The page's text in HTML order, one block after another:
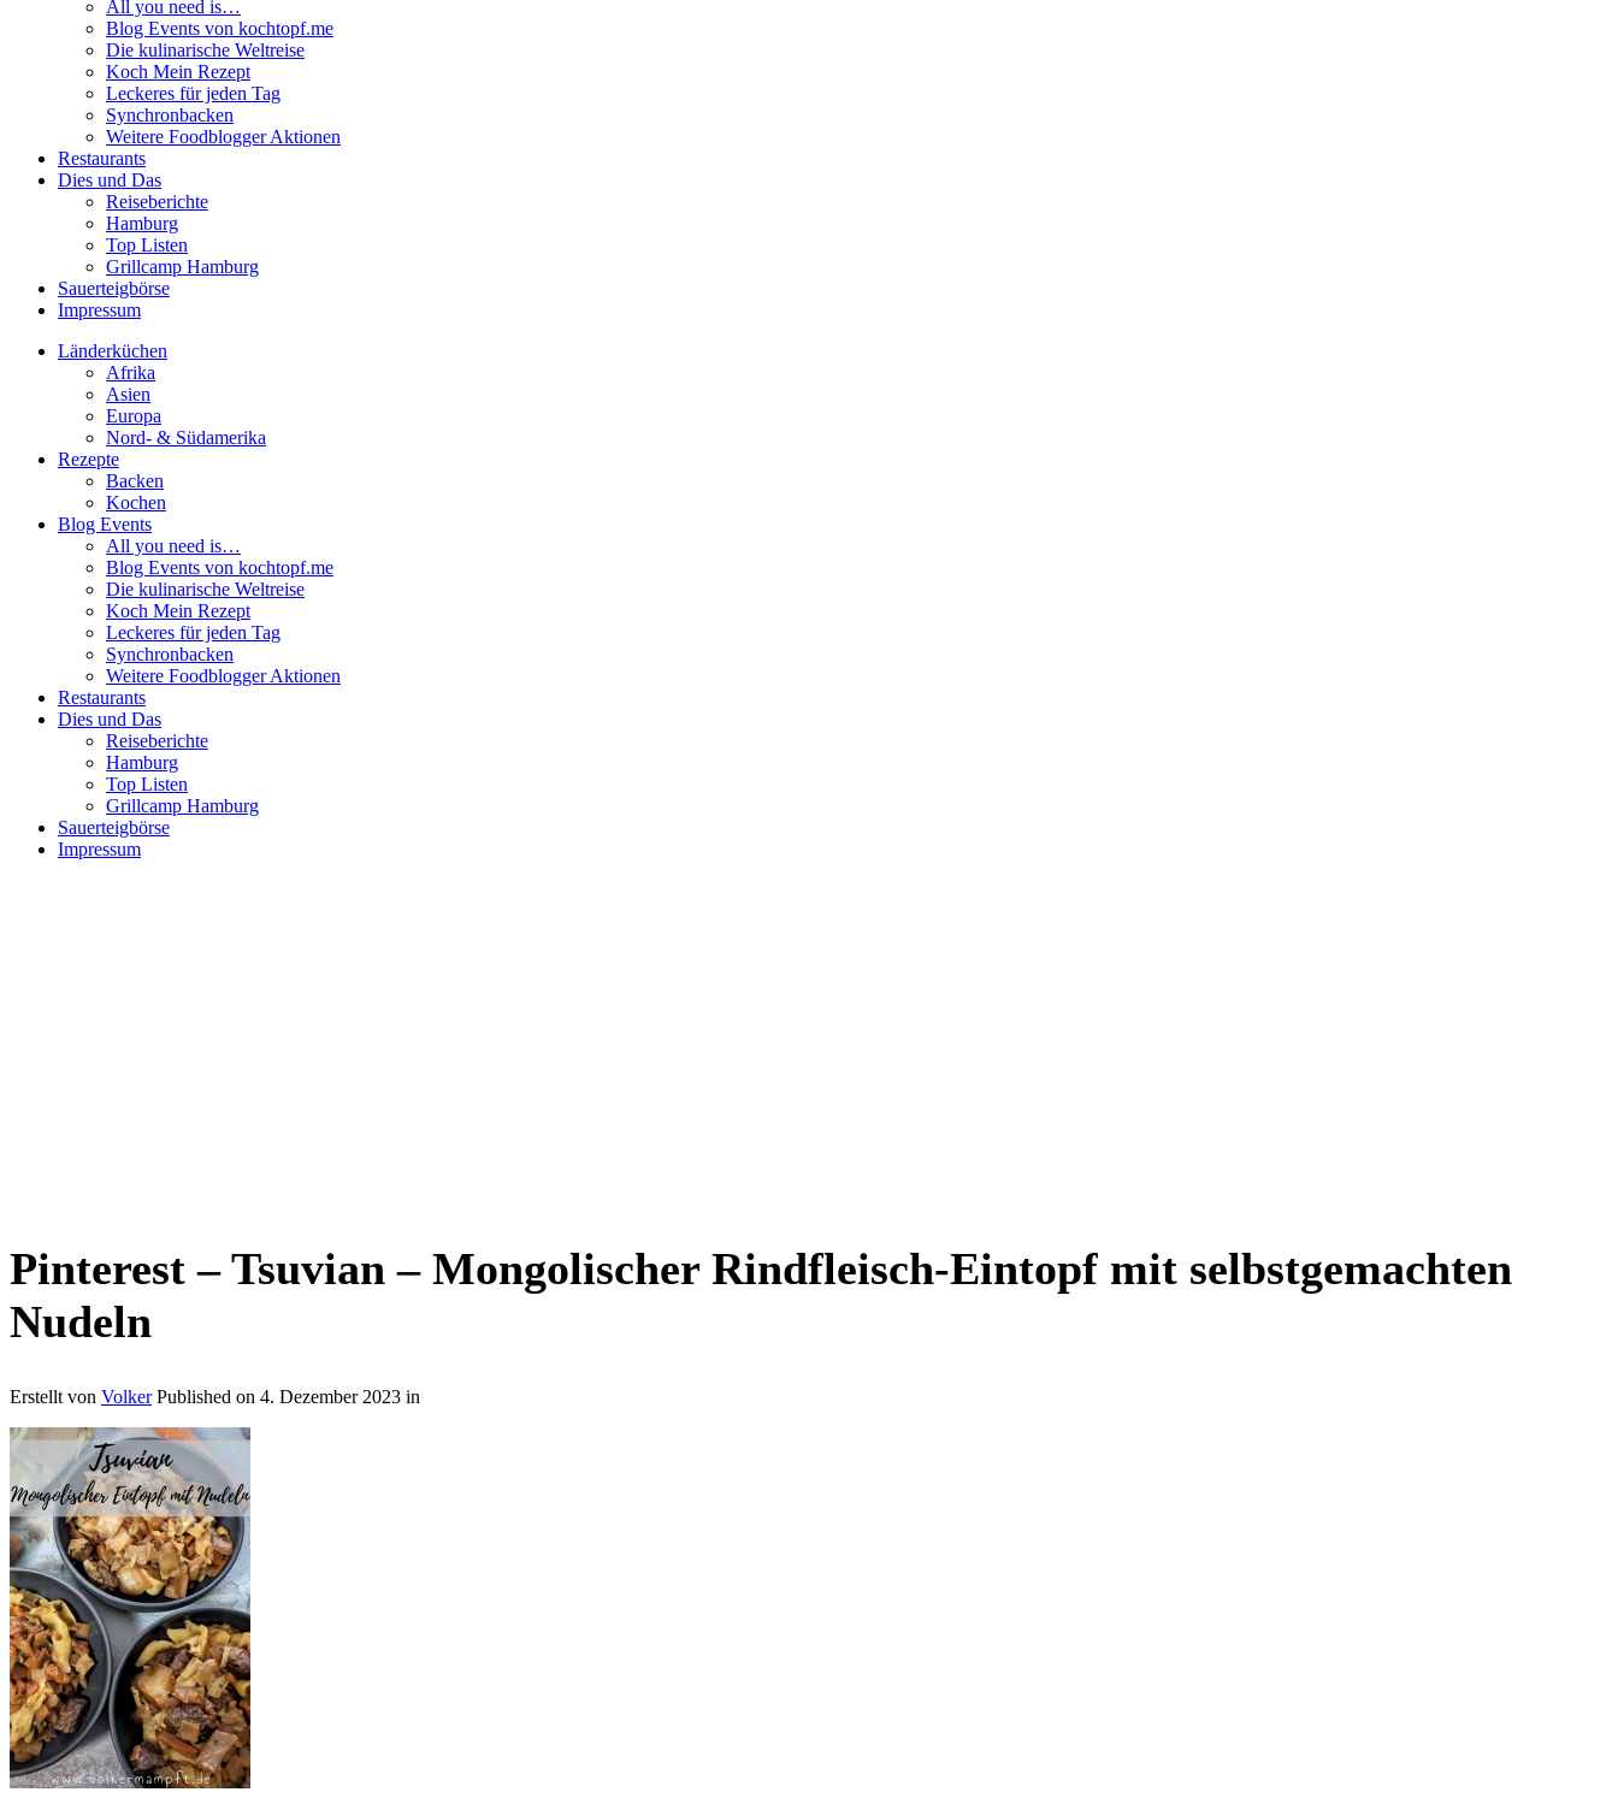
All you need is…
Blog Events von kochtopf.me
Die kulinarische Weltreise
Koch Mein Rezept
Leckeres für jeden Tag
Synchronbacken
Weitere Foodblogger Aktionen
Restaurants
Dies und Das
Reiseberichte
Hamburg
Top Listen
Grillcamp Hamburg
Sauerteigbörse
Impressum
Länderküchen
Afrika
Asien
Europa
Nord- & Südamerika
Rezepte
Backen
Kochen
Blog Events
All you need is…
Blog Events von kochtopf.me
Die kulinarische Weltreise
Koch Mein Rezept
Leckeres für jeden Tag
Synchronbacken
Weitere Foodblogger Aktionen
Restaurants
Dies und Das
Reiseberichte
Hamburg
Top Listen
Grillcamp Hamburg
Sauerteigbörse
Impressum
Pinterest – Tsuvian – Mongolischer Rindfleisch-Eintopf mit selbstgemachten
Nudeln
Erstellt von Volker Published on 4. Dezember 2023 in